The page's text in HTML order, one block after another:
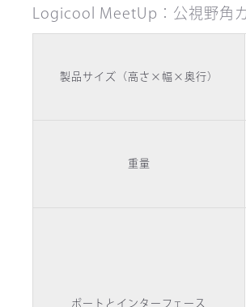
Logicool MeetUp：公視野角
製品サイズ（高さ×幅×奥行）
重量
ポートとインターフェース